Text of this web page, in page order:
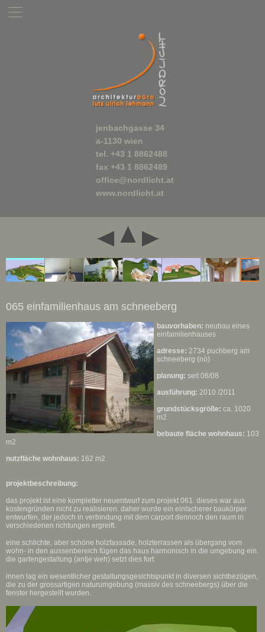
065 einfamilienhaus am schneeberg
bauvorhaben: neubau eines
einfamilienhauses
adresse: 2734 puchberg am
schneeberg (nö)
planung: seit 06/08
ausführung: 2010 /2011
grundstücksgröße: ca. 1020
m2
bebaute fläche wohnhaus: 103
m2
nutzfläche wohnhaus: 162 m2
projektbeschreibung:
das projekt ist eine kompletter neuentwurf zum projekt 061. dieses war aus
kostengründen nicht zu realisieren. daher wurde ein einfacherer baukörper
entwurfen, der jedoch in verbindung mit dem carport dennoch den raum in
verschiedenen richtungen ergreift.
eine schlichte, aber schöne holzfassade, holzterrassen als übergang vom
wohn- in den aussenbereich fügen das haus harmonisch in die umgebung ein.
die gartengestaltung (antje weh) setzt dies fort.
innen lag ein wesentlicher gestaltungsgesichtspunkt in diversen sichtbezügen,
die zu der grossartigen naturumgebung (massiv des schneebergs) über die
fenster hergestellt wurden.
jenbachgasse 34
a-1130 wien
tel. +43 1 8862488
fax +43 1 8862489
office@nordlicht.at
www.nordlicht.at